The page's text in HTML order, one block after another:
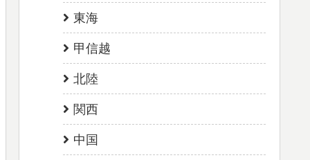
東海
甲信越
北陸
関西
中国